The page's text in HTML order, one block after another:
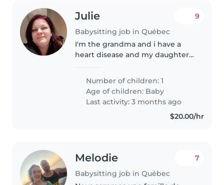
Julie
Babysitting job in Québec
9
I'm the grandma and i have a
heart disease and my daughter
home with us, my daughter just
got her tonsils removed and the
baby is not sleeping all night..
Number of children: 1
Age of children: Baby
Last activity: 3 months ago
$20.00/hr
Melodie
Babysitting job in Québec
7